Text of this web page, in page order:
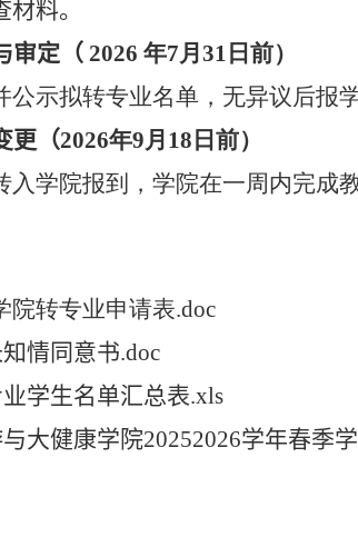
材料。
审定（2026年7月31 日前）
公示拟转专业名单，无异议后报
更（2026年9月 18 日前）
入学院报到，学院在一周内完成
院转专业申请表.doc
情同意书.doc
学生名单汇总表.xls
大健康学院20252026学年春季